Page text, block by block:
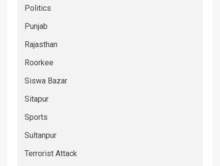
Politics
Punjab
Rajasthan
Roorkee
Siswa Bazar
Sitapur
Sports
Sultanpur
Terrorist Attack